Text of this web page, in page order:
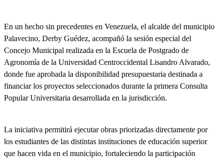
En un hecho sin precedentes en Venezuela, el alcalde del municipio
Palavecino, Derby Guédez, acompañó la sesión especial del
Concejo Municipal realizada en la Escuela de Postgrado de
Agronomía de la Universidad Centroccidental Lisandro Alvarado,
donde fue aprobada la disponibilidad presupuestaria destinada a
financiar los proyectos seleccionados durante la primera Consulta
Popular Universitaria desarrollada en la jurisdicción.
La iniciativa permitirá ejecutar obras priorizadas directamente por
los estudiantes de las distintas instituciones de educación superior
que hacen vida en el municipio, fortaleciendo la participación